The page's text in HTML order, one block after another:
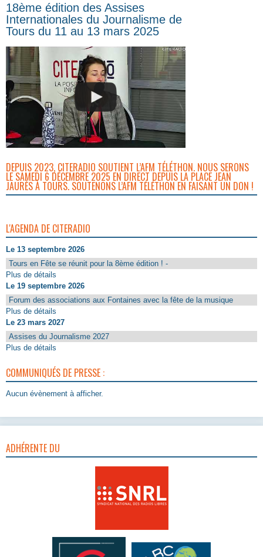
18ème édition des Assises
Internationales du Journalisme de
Tours du 11 au 13 mars 2025
DEPUIS 2023, CITERADIO SOUTIENT L’AFM TÉLÉTHON. NOUS SERONS
LE SAMEDI 6 DÉCEMBRE 2025 EN DIRECT DEPUIS LA PLACE JEAN
JAURÈS À TOURS. SOUTENONS L’AFM TÉLÉTHON EN FAISANT UN DON !
L'AGENDA DE CITERADIO
Le 13 septembre 2026
Tours en Fête se réunit pour la 8ème édition ! -
Plus de détails
Le 19 septembre 2026
Forum des associations aux Fontaines avec la fête de la musique
Plus de détails
Le 23 mars 2027
Assises du Journalisme 2027
Plus de détails
COMMUNIQUÉS DE PRESSE :
Aucun évènement à afficher.
ADHÉRENTE DU